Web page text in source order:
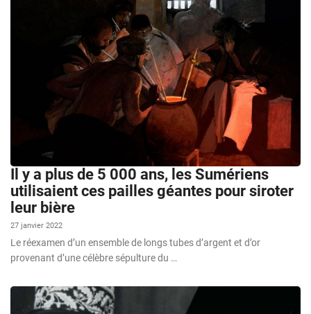
Il y a plus de 5 000 ans, les Sumériens
utilisaient ces pailles géantes pour siroter
leur bière
27 janvier 2022
Le réexamen d’un ensemble de longs tubes d’argent et d’or
provenant d’une célèbre sépulture du …